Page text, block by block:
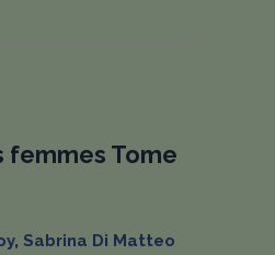
femmes Tome
, Sabrina Di Matteo